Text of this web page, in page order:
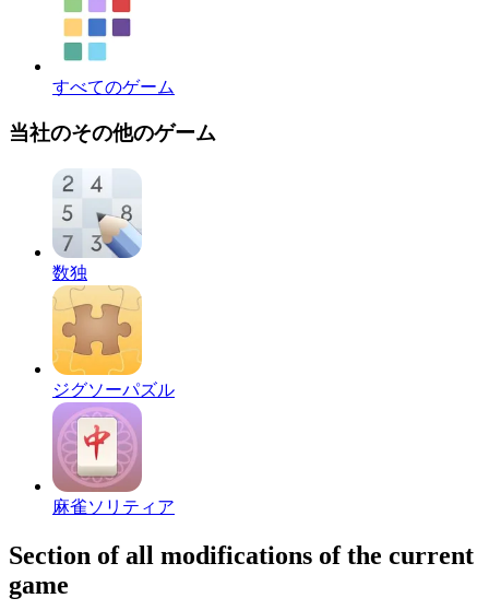
すべてのゲーム
当社のその他のゲーム
数独
ジグソーパズル
麻雀ソリティア
Section of all modifications of the current
game